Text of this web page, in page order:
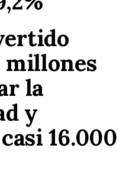
millones
la
y
16.000